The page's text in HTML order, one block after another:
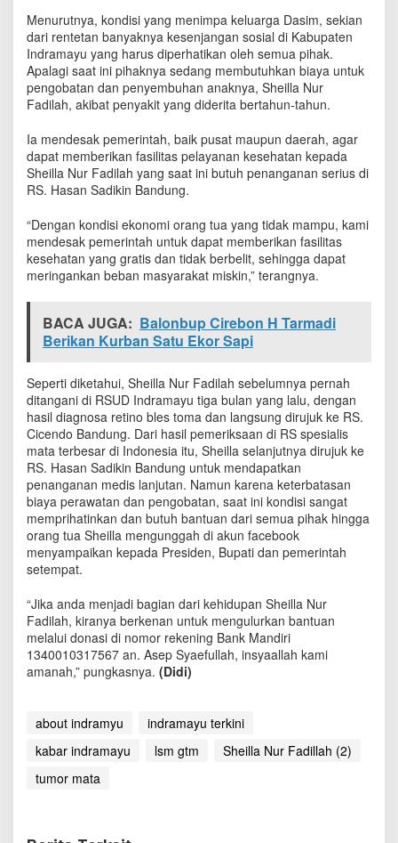
e
n
d
e
r
i
a
T
u
m
o
Menurutnya, kondisi yang menimpa keluarga Dasim, sekian
dari rentetan banyaknya kesenjangan sosial di Kabupaten
Indramayu yang harus diperhatikan oleh semua pihak.
Apalagi saat ini pihaknya sedang membutuhkan biaya untuk
pengobatan dan penyembuhan anaknya, Sheilla Nur
Fadilah, akibat penyakit yang diderita bertahun-tahun.
Ia mendesak pemerintah, baik pusat maupun daerah, agar
dapat memberikan fasilitas pelayanan kesehatan kepada
Sheilla Nur Fadilah yang saat ini butuh penanganan serius di
RS. Hasan Sadikin Bandung.
“Dengan kondisi ekonomi orang tua yang tidak mampu, kami
mendesak pemerintah untuk dapat memberikan fasilitas
kesehatan yang gratis dan tidak berbelit, sehingga dapat
meringankan beban masyarakat miskin,” terangnya.
BACA JUGA: Balonbup Cirebon H Tarmadi
Berikan Kurban Satu Ekor Sapi
Seperti diketahui, Sheilla Nur Fadilah sebelumnya pernah
ditangani di RSUD Indramayu tiga bulan yang lalu, dengan
hasil diagnosa retino bles toma dan langsung dirujuk ke RS.
Cicendo Bandung. Dari hasil pemeriksaan di RS spesialis
mata terbesar di Indonesia itu, Sheilla selanjutnya dirujuk ke
RS. Hasan Sadikin Bandung untuk mendapatkan
penanganan medis lanjutan. Namun karena keterbatasan
biaya perawatan dan pengobatan, saat ini kondisi sangat
memprihatinkan dan butuh bantuan dari semua pihak hingga
orang tua Sheilla mengunggah di akun facebook
menyampaikan kepada Presiden, Bupati dan pemerintah
setempat.
“Jika anda menjadi bagian dari kehidupan Sheilla Nur
Fadilah, kiranya berkenan untuk mengulurkan bantuan
melalui donasi di nomor rekening Bank Mandiri
1340010317567 an. Asep Syaefullah, insyaallah kami
amanah,” pungkasnya. (Didi)
about indramyu
indramayu terkini
kabar indramayu
lsm gtm
Sheilla Nur Fadillah (2)
tumor mata